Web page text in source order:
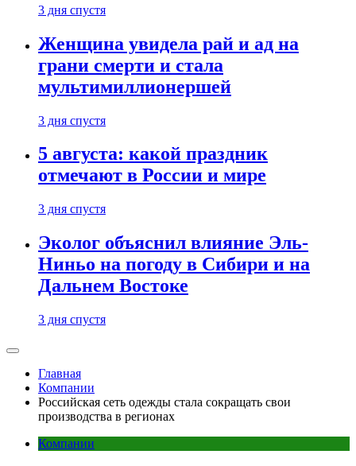
3 дня спустя
Женщина увидела рай и ад на
грани смерти и стала
мультимиллионершей
3 дня спустя
5 августа: какой праздник
отмечают в России и мире
3 дня спустя
Эколог объяснил влияние Эль-
Ниньо на погоду в Сибири и на
Дальнем Востоке
3 дня спустя
Главная
Компании
Российская сеть одежды стала сокращать свои
производства в регионах
Компании